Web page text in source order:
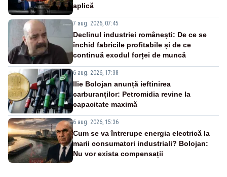
aplică
7 aug. 2026, 07:45
Declinul industriei românești: De ce se
închid fabricile profitabile și de ce
continuă exodul forței de muncă
6 aug. 2026, 17:38
Ilie Bolojan anunță ieftinirea
carburanților: Petromidia revine la
capacitate maximă
6 aug. 2026, 15:36
Cum se va întrerupe energia electrică la
marii consumatori industriali? Bolojan:
Nu vor exista compensații